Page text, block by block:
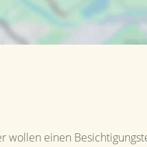
wollen einen